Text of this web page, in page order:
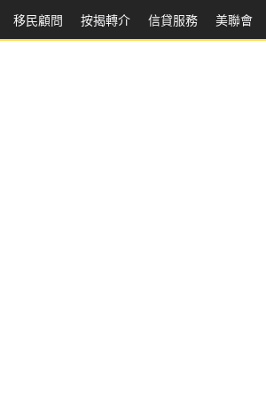
移民顧問 按揭轉介 信貸服務 美聯會